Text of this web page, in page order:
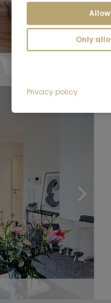
Only
Privacy policy